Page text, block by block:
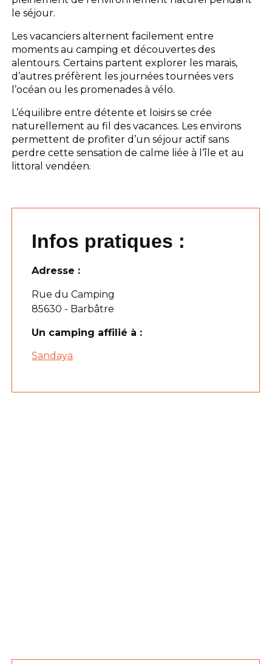
le séjour.
Les vacanciers alternent facilement entre
moments au camping et découvertes des
alentours. Certains partent explorer les marais,
d’autres préfèrent les journées tournées vers
l’océan ou les promenades à vélo.
L’équilibre entre détente et loisirs se crée
naturellement au fil des vacances. Les environs
permettent de profiter d’un séjour actif sans
perdre cette sensation de calme liée à l’île et au
littoral vendéen.
Infos pratiques :
Adresse :
Rue du Camping
85630 - Barbâtre
Un camping affilié à :
Sandaya